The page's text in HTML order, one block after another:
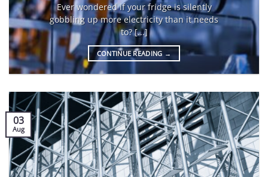
Ever wondered if your fridge is silently
gobbling up more electricity than it needs
to? [...]
CONTINUE READING →
03
Aug